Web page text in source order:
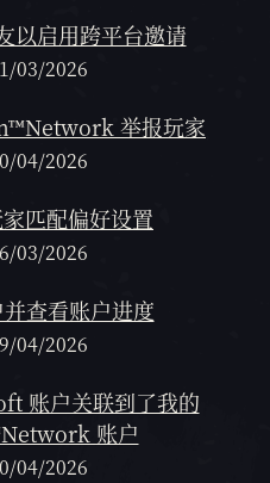
以启用跨平台邀请
03/2026
举报玩家
04/2026
匹配偏好设置
03/2026
查看账户进度
04/2026
账户关联到了我的
账户
04/2026